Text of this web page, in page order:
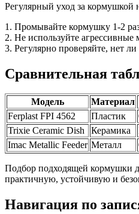
Регулярный уход за кормушкой
1. Промывайте кормушку 1-2
2. Не используйте агрессивные
3. Регулярно проверяйте, нет
Сравнительная
Модель Материал
Ferplast FPI 4562
Пластик
Trixie Ceramic Dish
Керамика
Imac Metallic Feeder Металл
Подбор подходящей кормушки
практичную, устойчивую и
Навигация по